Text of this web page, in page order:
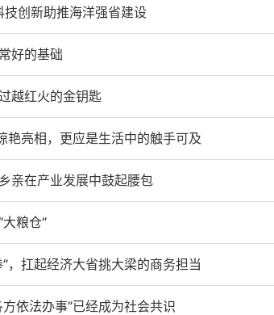
技创新助推海洋强省建设
好的基础
越红火的金钥匙
艳亮相，更应是生活中的触手可及
亲在产业发展中鼓起腰包
粮仓”
，扛起经济大省挑大梁的商务担当
依法办事”已经成为社会共识